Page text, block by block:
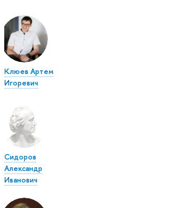
Клюев Артем
Игоревич
Сидоров
Александр
Иванович